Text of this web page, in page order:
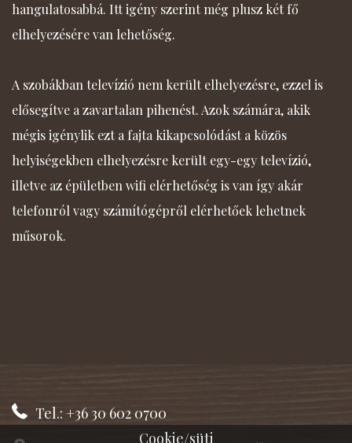
Cookie/süti
hangulatosabbá. Itt igény szerint még plusz két fő
elhelyezésére van lehetőség.
A szobákban televízió nem került elhelyezésre, ezzel is
elősegítve a zavartalan pihenést. Azok számára, akik
mégis igénylik ezt a fajta kikapcsolódást a közös
helyiségekben elhelyezésre került egy-egy televízió,
illetve az épületben wifi elérhetőség is van így akár
telefonról vagy számítógépről elérhetőek lehetnek
műsorok.
Tel.: +36 30 602 0700